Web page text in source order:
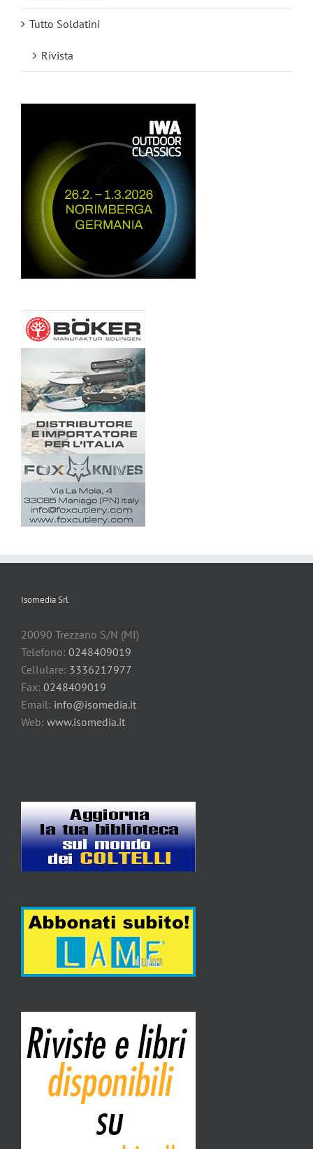
Tutto Soldatini
Rivista
Isomedia Srl
20090 Trezzano S/N (MI)
Telefono: 0248409019
Cellulare: 3336217977
Fax: 0248409019
Email: info@isomedia.it
Web: www.isomedia.it